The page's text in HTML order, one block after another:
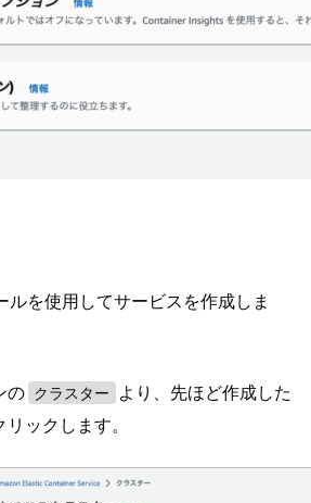
を使用してサービスを作成しま
の クラスター
より、先ほど作成した
ックします。